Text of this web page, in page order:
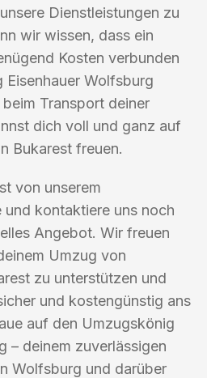
Dienstleistungen zu
wir wissen, dass ein
Kosten verbunden
Wolfsburg
Transport deiner
dich voll und ganz auf
Bukarest freuen.
von unserem
und kontaktiere uns noch
Angebot. Wir freuen
Umzug von
zu unterstützen und
und kostengünstig ans
auf den Umzugskönig
– deinem zuverlässigen
Wolfsburg und darüber